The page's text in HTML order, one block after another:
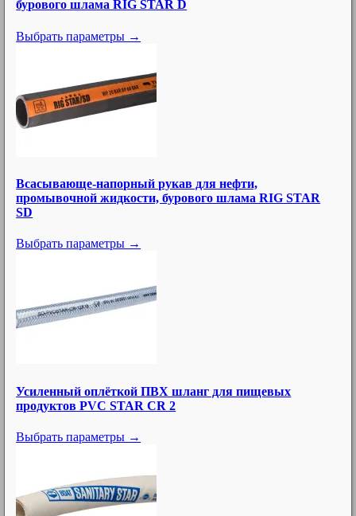
бурового шлама RIG STAR D
Выбрать параметры →
Всасывающе-напорный рукав для нефти,
промывочной жидкости, бурового шлама RIG STAR
SD
Выбрать параметры →
Усиленный оплёткой ПВХ шланг для пищевых
продуктов PVC STAR CR 2
Выбрать параметры →